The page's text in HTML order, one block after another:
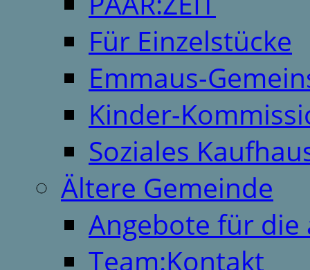
Für Einzelstücke
Emmaus-
Kinder-
Soziales
Ältere Gemeinde
Angebote für
Team:Kontakt